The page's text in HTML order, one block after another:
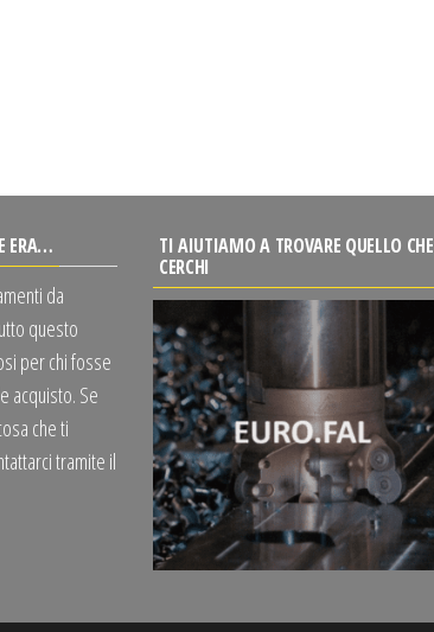
ERA…
da
questo
per chi fosse
acquisto. Se
che ti
tramite il
TI AIUTIAMO A TROVARE QUELLO CHE
CERCHI